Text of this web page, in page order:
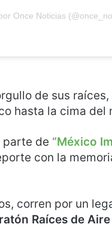
Once Noticias
de sus
hasta la cima del
parte de “México
con la
corren por un
Raíces de